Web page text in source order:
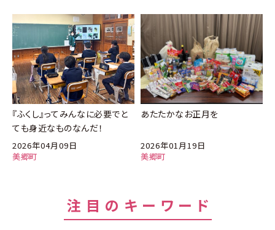
美郷町
2026年04月09日
『ふくし』ってみんなに必要でと
ても身近なものなんだ！
美郷町
2026年01月19日
あたたかなお正月を
注目のキーワード